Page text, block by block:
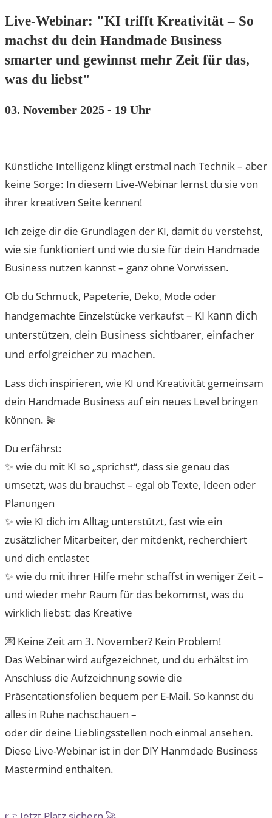
Live-Webinar: "KI trifft Kreativität – So
machst du dein Handmade Business
smarter und gewinnst mehr Zeit für das,
was du liebst"
03. November 2025 - 19 Uhr
Künstliche Intelligenz klingt erstmal nach Technik – aber
keine Sorge: In diesem Live-Webinar lernst du sie von
ihrer kreativen Seite kennen!
Ich zeige dir die Grundlagen der KI, damit du verstehst,
wie sie funktioniert und wie du sie für dein Handmade
Business nutzen kannst – ganz ohne Vorwissen.
Ob du Schmuck, Papeterie, Deko, Mode oder
handgemachte Einzelstücke verkaufst– KI kann dich
unterstützen, dein Business sichtbarer, einfacher
und erfolgreicher zu machen.
Lass dich inspirieren, wie KI und Kreativität gemeinsam
dein Handmade Business auf ein neues Level bringen
können. 💫
Du erfährst:
✨ wie du mit KI so „sprichst“, dass sie genau das
umsetzt, was du brauchst – egal ob Texte, Ideen oder
Planungen
✨ wie KI dich im Alltag unterstützt, fast wie ein
zusätzlicher Mitarbeiter, der mitdenkt, recherchiert
und dich entlastet
✨ wie du mit ihrer Hilfe mehr schaffst in weniger Zeit –
und wieder mehr Raum für das bekommst, was du
wirklich liebst: das Kreative
💌 Keine Zeit am 3. November? Kein Problem!
Das Webinar wird aufgezeichnet, und du erhältst im
Anschluss die Aufzeichnung sowie die
Präsentationsfolien bequem per E-Mail. So kannst du
alles in Ruhe nachschauen –
oder dir deine Lieblingsstellen noch einmal ansehen.
Diese Live-Webinar ist in der DIY Hanmdade Business
Mastermind enthalten.